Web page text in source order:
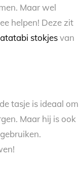
Maar wel
helpen! Deze zit
stokjesvan
tasje is ideaal om
Maar hij is ook